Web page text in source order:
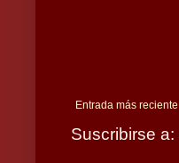
Entrada más reciente
Suscribirse a: